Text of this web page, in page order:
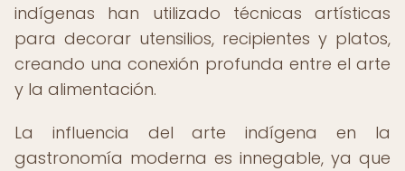
indígenas han utilizado técnicas artísticas
para decorar utensilios, recipientes y platos,
creando una conexión profunda entre el arte
y la alimentación.
La influencia del arte indígena en la
gastronomía moderna es innegable, ya que